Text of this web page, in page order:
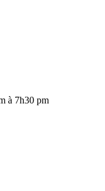
à 7h30 pm